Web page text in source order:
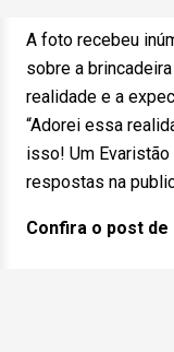
A foto recebeu
sobre a
realidade e a
“Adorei essa
isso! Um
respostas na
Confira o post